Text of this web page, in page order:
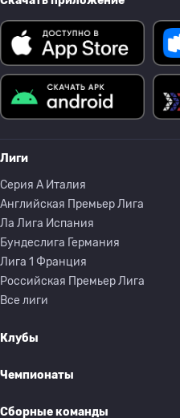
Лиги
Серия A Италия
Английская Премьер Лига
Ла Лига Испания
Бундеслига Германия
Лига 1 Франция
Российская Премьер Лига
Все лиги
Клубы
Чемпионаты
Сборные команды